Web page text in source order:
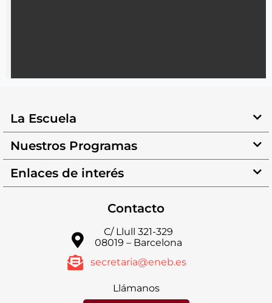
La Escuela
Nuestros Programas
Enlaces de interés
Contacto
C/ Llull 321-329
08019 – Barcelona
secretaria@eneb.es
Llámanos